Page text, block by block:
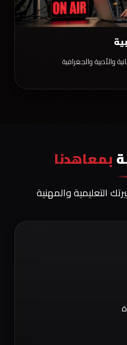
والأدبية والجغرافية
بمعاهدنا
التعليمية والمهنية